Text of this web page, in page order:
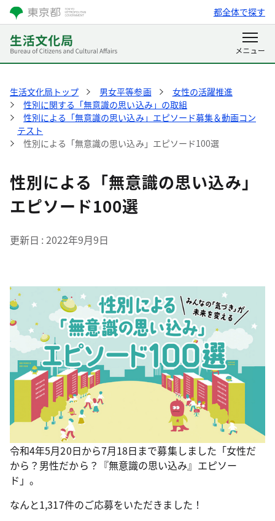
都全体で探す
生活文化局トップ 男女平等参画
女性の活躍推進
性別に関する「無意識の思い込み」の取組
性別による「無意識の思い込み」エピソード募集＆動画コン
テスト
性別による「無意識の思い込み」エピソード100選
性別による「無意識の思い込み」
エピソード100選
更新日 2022年9月9日
令和4年5月20日から7月18日まで募集しました「女性だ
から？男性だから？『無意識の思い込み』エピソー
ド」。
なんと1,317件のご応募をいただきました！